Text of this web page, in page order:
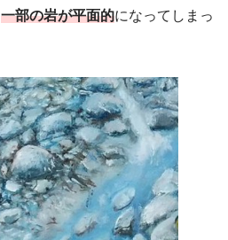
一部の岩が平面的になってしまっ